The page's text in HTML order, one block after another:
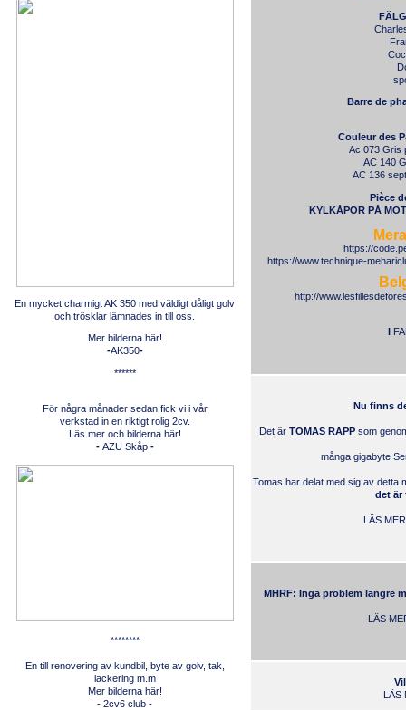
En mycket charmigt AK 350 med väldigt dåligt golv
och trösklar lämnades in till oss.
Mer bilderna här!
-AK350-
******
För några månader sedan fick vi i vår
verkstad in en riktigt rolig 2cv.
Läs mer och bilderna här!
- AZU Skåp -
********
En till renovering av kundbil, byte av golv, tak,
lackering m.m
Mer bilderna här!
-2cv6 club-
Barre de
Couleur des
Ac 073 Gris
AC 140
AC 136
Pièce
KYLKÅPOR PÅ
https://
https://www.technique-
http://
I
Nu finns
Det ärTOMAS RAPP som
många gigabyte
Tomas har delat med sig av detta
det är
LÄS
MHRF: Inga problem längre
LÄS
LÄS